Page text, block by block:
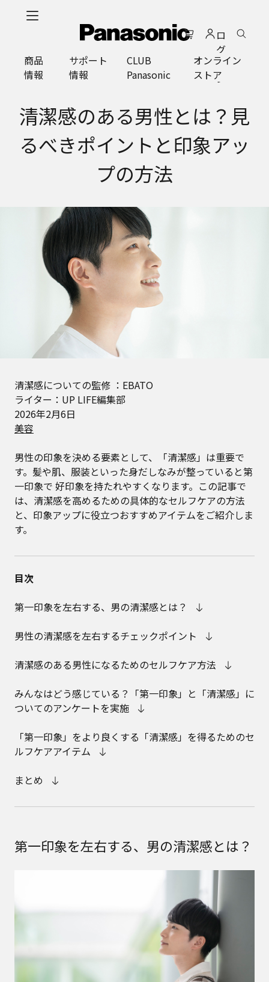
ロ
グ
イ
ン
商品
情報
サポート
情報
CLUB
Panasonic
オンライン
ストア
清潔感のある男性とは？見
るべきポイントと印象アッ
プの方法
清潔感についての監修 ：EBATO
ライター：UP LIFE編集部
2026年2月6日
美容
男性の印象を決める要素として、「清潔感」は重要で
す。髪や肌、服装といった身だしなみが整っていると第
一印象で 好印象を持たれやすくなります。この記事で
は、清潔感を高めるための具体的なセルフケアの方法
と、印象アップに役立つおすすめアイテムをご紹介しま
す。
目次
第一印象を左右する、男の清潔感とは？
男性の清潔感を左右するチェックポイント
清潔感のある男性になるためのセルフケア方法
みんなはどう感じている？「第一印象」と「清潔感」に
ついてのアンケートを実施
「第一印象」をより良くする「清潔感」を得るためのセ
ルフケアアイテム
まとめ
第一印象を左右する、男の清潔感とは？